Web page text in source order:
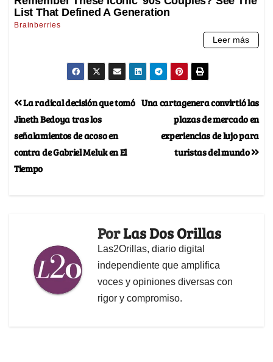
Una cartagenera convirtió las
plazas de mercado en
experiencias de lujo para
turistas del mundo
La radical decisión que tomó
Jineth Bedoya tras los
señalamientos de acoso en
contra de Gabriel Meluk en El
Tiempo
PorLas Dos Orillas
Las2Orillas, diario digital
independiente que amplifica
voces y opiniones diversas con
rigor y compromiso.